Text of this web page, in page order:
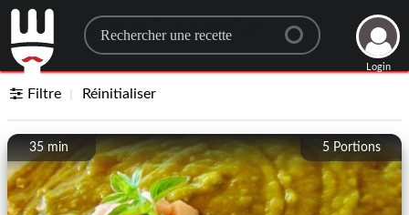
Search for a recipe
Login
Filtre Réinitialiser
5 Portions
35 min